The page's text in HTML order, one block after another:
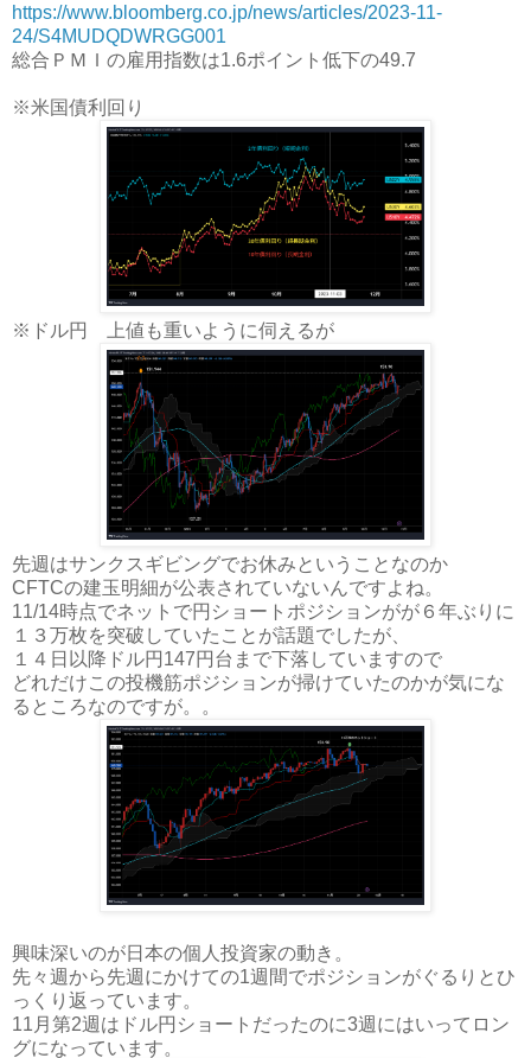
https://www.bloomberg.co.jp/news/articles/2023-11-
24/S4MUDQDWRGG001
総合ＰＭＩの雇用指数は1.6ポイント低下の49.7
※米国債利回り
※ドル円 上値も重いように伺えるが
先週はサンクスギビングでお休みということなのか
CFTCの建玉明細が公表されていないんですよね。
11/14時点でネットで円ショートポジションがが６年ぶりに
１３万枚を突破していたことが話題でしたが、
１４日以降ドル円147円台まで下落していますので
どれだけこの投機筋ポジションが掃けていたのかが気にな
るところなのですが。。
興味深いのが日本の個人投資家の動き。
先々週から先週にかけての1週間でポジションがぐるりとひ
っくり返っています。
11月第2週はドル円ショートだったのに3週にはいってロン
グになっています。